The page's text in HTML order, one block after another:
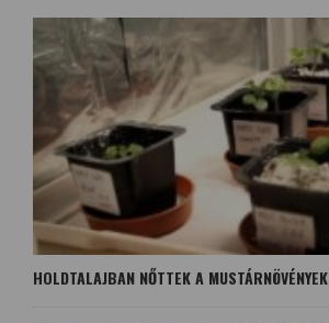
HOLDTALAJBAN NŐTTEK A MUSTÁRNÖVÉNYEK